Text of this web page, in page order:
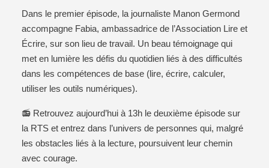
Dans le premier épisode, la journaliste Manon Germond
accompagne Fabia, ambassadrice de l’Association Lire et
Écrire, sur son lieu de travail. Un beau témoignage qui
met en lumière les défis du quotidien liés à des difficultés
dans les compétences de base (lire, écrire, calculer,
utiliser les outils numériques).
📻 Retrouvez aujourd’hui à 13h le deuxième épisode sur
la RTS et entrez dans l’univers de personnes qui, malgré
les obstacles liés à la lecture, poursuivent leur chemin
avec courage.